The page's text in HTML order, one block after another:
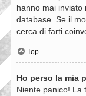
hanno mai
database. Se il
cerca di farti
Top
Ho perso la mia
Niente panico! La